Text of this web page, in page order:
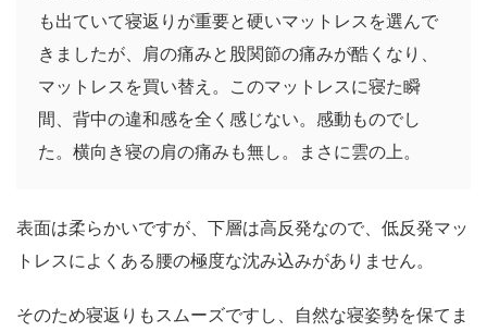
も出ていて寝返りが重要と硬いマットレスを選んで
きましたが、肩の痛みと股関節の痛みが酷くなり、
マットレスを買い替え。このマットレスに寝た瞬
間、背中の違和感を全く感じない。感動ものでし
た。横向き寝の肩の痛みも無し。まさに雲の上。
表面は柔らかいですが、下層は高反発なので、低反発マッ
トレスによくある腰の極度な沈み込みがありません。
そのため寝返りもスムーズですし、自然な寝姿勢を保てま